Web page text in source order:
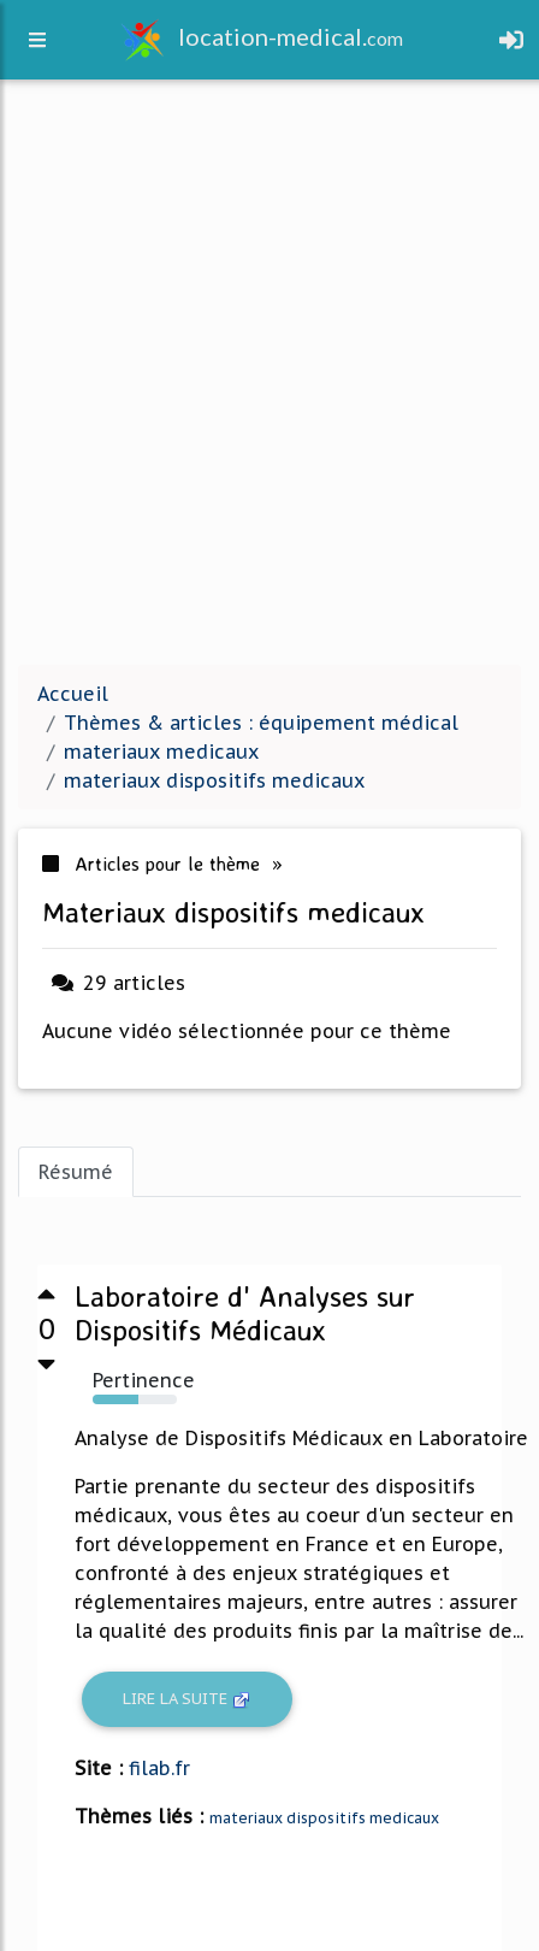
location-medical.com
Accueil
Thèmes & articles : équipement médical
materiaux medicaux
materiaux dispositifs medicaux
Articles pour le thème »
materiaux dispositifs medicaux
29 articles
Aucune vidéo sélectionnée pour ce thème
Résumé
0
Laboratoire d' Analyses sur
Dispositifs Médicaux
Pertinence
54%
Analyse de Dispositifs Médicaux en Laboratoire
Partie prenante du secteur des dispositifs
médicaux, vous êtes au coeur d'un secteur en
fort développement en France et en Europe,
confronté à des enjeux stratégiques et
réglementaires majeurs, entre autres : assurer
la qualité des produits finis par la maîtrise de...
LIRE LA SUITE
Site : filab.fr
Thèmes liés : materiaux dispositifs medicaux